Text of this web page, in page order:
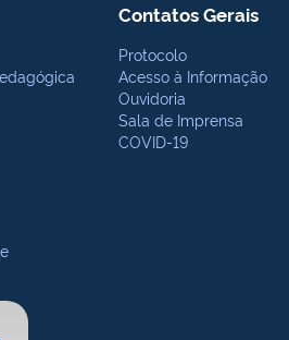
Contatos Gerais
Protocolo
Acesso à Informação
Ouvidoria
Sala de Imprensa
COVID-19